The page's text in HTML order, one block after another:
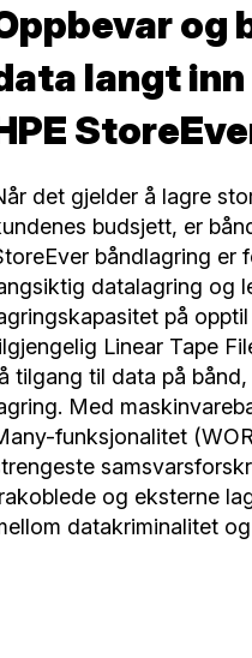
langt
det gjelder å lagre
budsjett, er
båndlagring er
datalagring og
på
Linear Tape
tilgang til data på
Med
funksjonalitet
og eksterne
datakriminalitet